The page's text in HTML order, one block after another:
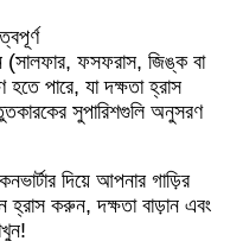
(সালফার, ফসফরাস, জিঙ্ক বা
পারে, যা দক্ষতা হ্রাস
সুপারিশগুলি অনুসরণ
দিয়ে আপনার গাড়ির
করুন, দক্ষতা বাড়ান এবং